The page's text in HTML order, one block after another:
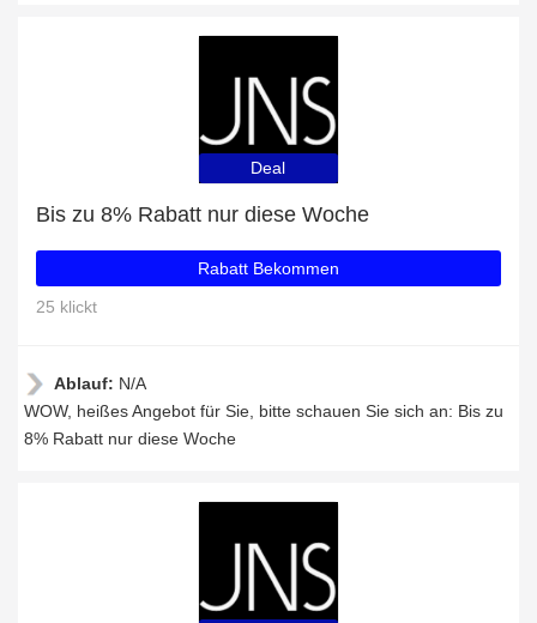
Deal
Bis zu 8% Rabatt nur diese Woche
Rabatt Bekommen
25 klickt
Ablauf: N/A
WOW, heißes Angebot für Sie, bitte schauen Sie sich an: Bis zu
8% Rabatt nur diese Woche